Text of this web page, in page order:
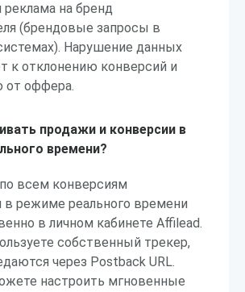
реклама на бренд
(брендовые запросы в
Нарушение данных
к отклонению конверсий и
от оффера.
продажи и конверсии в
времени?
всем конверсиям
в режиме реального времени
в личном кабинете Affilead.
собственный трекер,
через Postback URL.
настроить мгновенные